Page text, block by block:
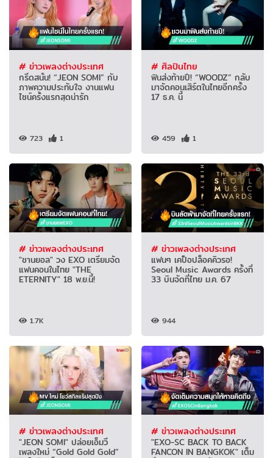
# ข่าวเพลงต่างประเทศ
กรี๊ดสนั่น! “JEON SOMI” กับ
ภาพความประทับใจ งานแฟน
ไซน์ครั้งแรกสุดน่ารัก
723 1
# ศิลปินไทย
ฟินส่งท้ายปี! “WOODZ” กลับ
มาจัดคอนเสิร์ตในไทยอีกครั้ง
17 ธ.ค. นี้
459 1
# ข่าวเพลงต่างประเทศ
"ชานยอล" วง EXO เตรียมจัด
แฟนคอนในไทย "THE
ETERNITY" 18 พ.ย.นี้!
1.7K
# ข่าวเพลงต่างประเทศ
แฟนๆ เคป็อปล็อคคิวรอ!
Seoul Music Awards ครั้งที่
33 บินจัดที่ไทย ม.ค. 67
944
# ข่าวเพลงต่างประเทศ
"JEON SOMI" ปล่อยเอ็มวี
เพลงใหม่ “Gold Gold Gold”
# ข่าวเพลงต่างประเทศ
"EXO-SC BACK TO BACK
FANCON IN BANGKOK" เต็ม